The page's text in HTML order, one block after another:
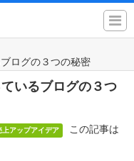
ログの３つの秘密
いるブログの３つ
上アップアイデア
この記事は